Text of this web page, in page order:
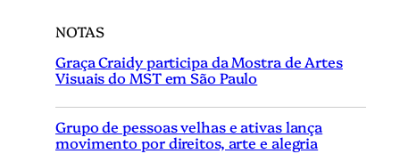
NOTAS
Graça Craidy participa da Mostra de Artes
Visuais do MST em São Paulo
Grupo de pessoas velhas e ativas lança
movimento por direitos, arte e alegria